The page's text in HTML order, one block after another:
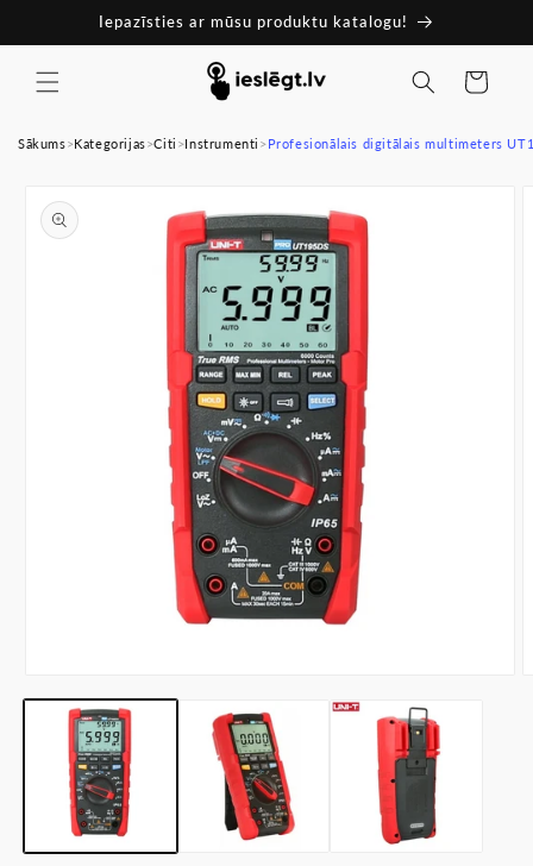
saturu
Iepazīsties ar mūsu produktu katalogu!
Ratiņi
Sākums>Kategorijas>Citi >Instrumenti >Profesionālais digitālais multimeters
produkta
informāciju
multividi